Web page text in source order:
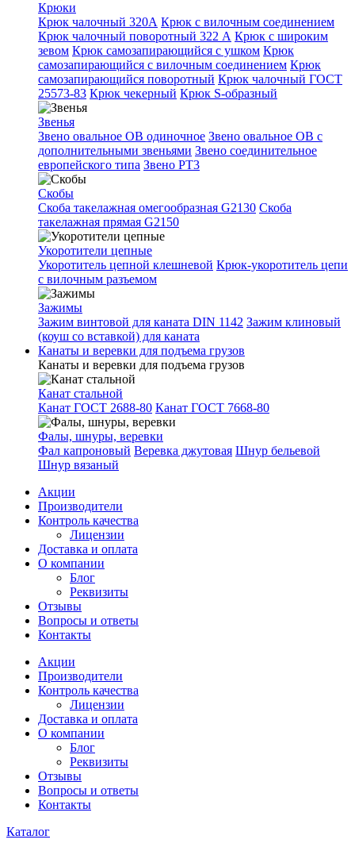
Крюки
Крюк чалочный 320А Крюк с вилочным соединением
Крюк чалочный поворотный 322 А Крюк с широким
зевом Крюк самозапирающийся с ушком Крюк
самозапирающийся с вилочным соединением Крюк
самозапирающийся поворотный Крюк чалочный ГОСТ
25573-83 Крюк чекерный Крюк S-образный
Звенья
Звено овальное OB одиночное Звено овальное ОВ с
дополнительными звеньями Звено соединительное
европейского типа Звено РТ3
Скобы
Скоба такелажная омегообразная G2130 Скоба
такелажная прямая G2150
Укоротители цепные
Укоротитель цепной клешневой Крюк-укоротитель цепи
с вилочным разъемом
Зажимы
Зажим винтовой для каната DIN 1142 Зажим клиновый
(коуш со вставкой) для каната
Канаты и веревки для подъема грузов
Канаты и веревки для подъема грузов
Канат стальной
Канат ГОСТ 2688-80 Канат ГОСТ 7668-80
Фалы, шнуры, веревки
Фал капроновый Веревка джутовая Шнур бельевой
Шнур вязаный
Акции
Производители
Контроль качества
Лицензии
Доставка и оплата
О компании
Блог
Реквизиты
Отзывы
Вопросы и ответы
Контакты
Акции
Производители
Контроль качества
Лицензии
Доставка и оплата
О компании
Блог
Реквизиты
Отзывы
Вопросы и ответы
Контакты
Каталог